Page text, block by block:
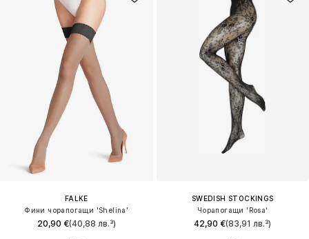
FALKE
Фини чорапогащи 'Shelina'
20,90 €(40,88 лв.³)
SWEDISH STOCKINGS
Чорапогащи 'Rosa'
42,90 €(83,91 лв.³)